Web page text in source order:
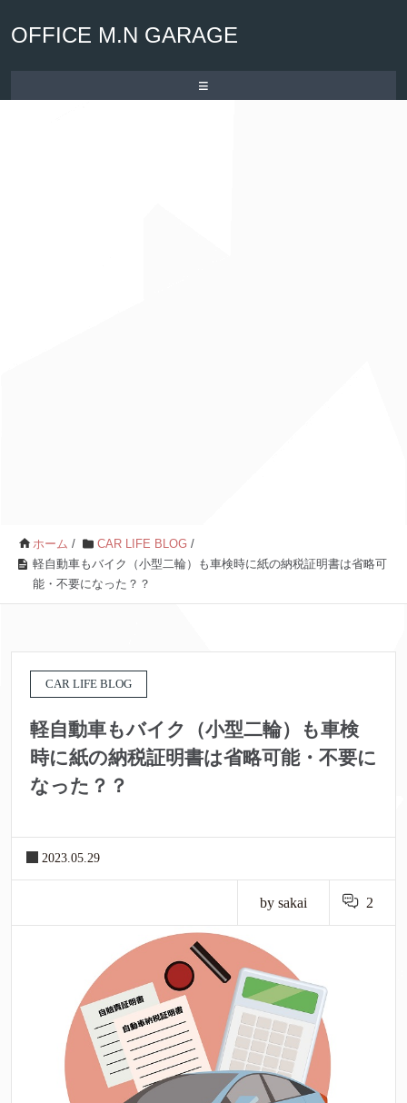
OFFICE M.N GARAGE
≡
ホーム / CAR LIFE BLOG /
軽自動車もバイク（小型二輪）も車検時に紙の納税証明書は省略可
能・不要になった？？
CAR LIFE BLOG
軽自動車もバイク（小型二輪）も車検
時に紙の納税証明書は省略可能・不要に
なった？？
2023.05.29
by sakai 2